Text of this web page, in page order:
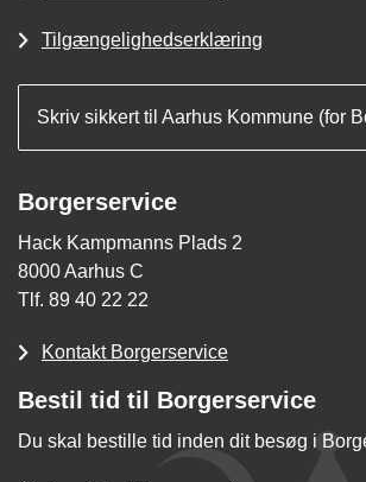
Tilgængelighedserklæring
Skriv sikkert til Aarhus Kommune (for
Borgerservice
Hack Kampmanns Plads 2
8000 Aarhus C
Tlf. 89 40 22 22
Kontakt Borgerservice
Bestil tid til Borgerservice
Du skal bestille tid inden dit besøg i